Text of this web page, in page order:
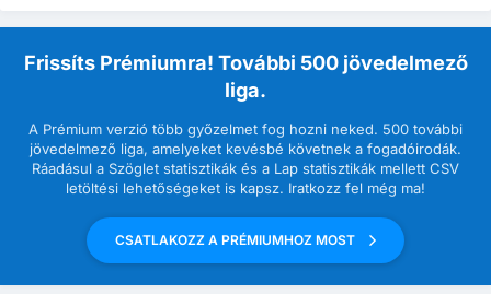
Frissíts Prémiumra! További 500 jövedelmező
liga.
A Prémium verzió több győzelmet fog hozni neked. 500 további
jövedelmező liga, amelyeket kevésbé követnek a fogadóirodák.
Ráadásul a Szöglet statisztikák és a Lap statisztikák mellett CSV
letöltési lehetőségeket is kapsz. Iratkozz fel még ma!
CSATLAKOZZ A PRÉMIUMHOZ MOST